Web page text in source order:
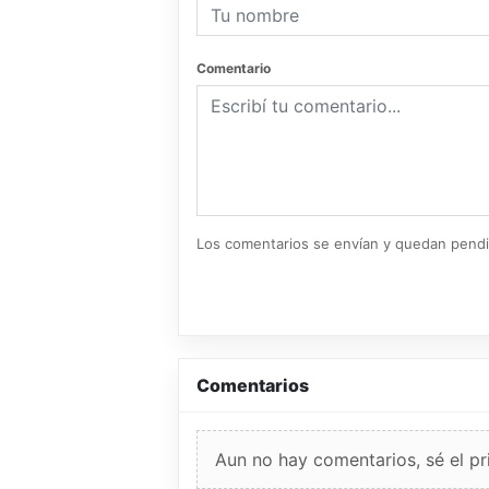
Comentario
Los comentarios se envían y quedan
Comentarios
Aun no hay comentarios, sé el